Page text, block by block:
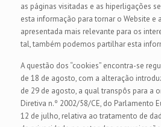
as páginas visitadas e as hiperligações
esta informação para tornar o Website e
apresentada mais relevante para os
tal, também podemos partilhar esta
A questão dos “cookies” encontra-se
de 18 de agosto, com a alteração
de 29 de agosto, a qual transpôs para a
Diretiva n.º 2002/58/CE, do Parlamento
12 de julho, relativa ao tratamento de